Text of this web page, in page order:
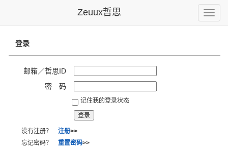
Toggle
Zeuux哲思
登录
邮箱／哲思ID
密 码
记住我的登录状态
没有注册？ 注册>>
忘记密码？ 重置密码>>